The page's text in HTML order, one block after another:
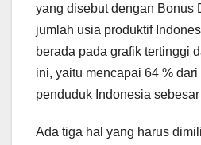
yang disebut dengan Bonus
jumlah usia produktif
berada pada grafik tertinggi
ini, yaitu mencapai 64 %
penduduk Indonesia
Ada tiga hal yang harus